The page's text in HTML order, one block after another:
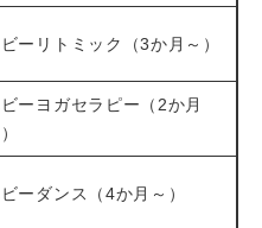
ーリトミック（3か月～）
ーヨガセラピー（2か月
ーダンス（4か月～）